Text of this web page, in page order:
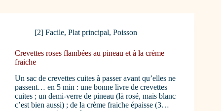
[2] Facile, Plat principal, Poisson
Crevettes roses flambées au pineau et à la crème
fraiche
Un sac de crevettes cuites à passer avant qu’elles ne
passent… en 5 min : une bonne livre de crevettes
cuites ; un demi-verre de pineau (là rosé, mais blanc
c’est bien aussi) ; de la crème fraiche épaisse (3…